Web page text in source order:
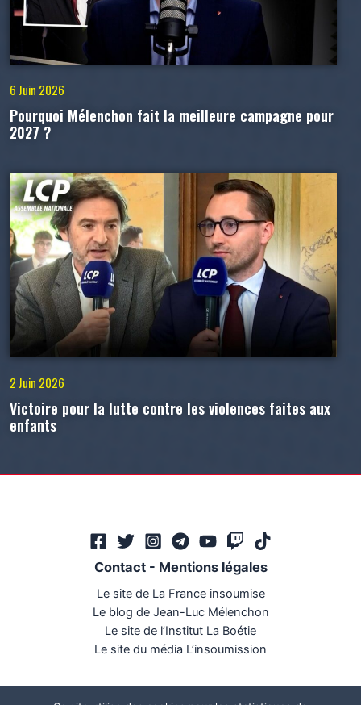
6 Juin 2026
Pourquoi Mélenchon fait la meilleure campagne pour
2027 ?
2 Juin 2026
Victoire pour la lutte contre les violences faites aux
enfants
Contact- Mentions légales
Le site de La France insoumise
Le blog de Jean-Luc Mélenchon
Le site de l’Institut La Boétie
Le site du média L’insoumission